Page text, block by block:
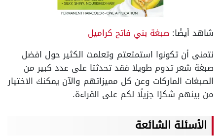
شاهد أيضًا: صبغة بني فاتح كراميل
نتمنى أن تكونوا استمتعتم وتعلمت الكثير حول افضل
صبغة شعر تدوم طويلا فقد تحدثتا على عدد كبير من
الصبغات الماركات وعن كل مميزاتهم والآن يمكنك الاختيار
من بينهم شكرًا جزيلًا لكم على القراءة.
الأسئلة الشائعة